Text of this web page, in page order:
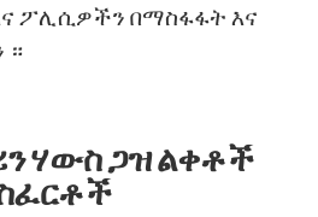
ፖሊሲዎችን በማስፋፋት እና
።
ሃውስ ጋዝ ልቀቶች